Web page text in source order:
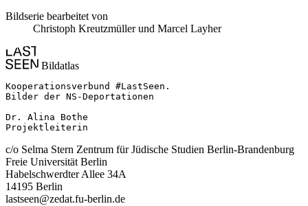
Bildserie bearbeitet von
Christoph Kreutzmüller und Marcel Layher
Bildatlas
Kooperationsverbund #LastSeen.
Bilder der NS-Deportationen
Dr. Alina Bothe
Projektleiterin
c/o Selma Stern Zentrum für Jüdische Studien Berlin-Brandenburg
Freie Universität Berlin
Habelschwerdter Allee 34A
14195 Berlin
lastseen@zedat.fu-berlin.de